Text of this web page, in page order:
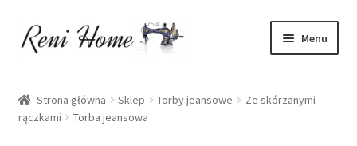
Przejdź
do
Przejdź
do
Menu
Kontakt
Strona główna Sklep Torby jeansowe
Ze skórzanymi
rączkami
Torba jeansowa